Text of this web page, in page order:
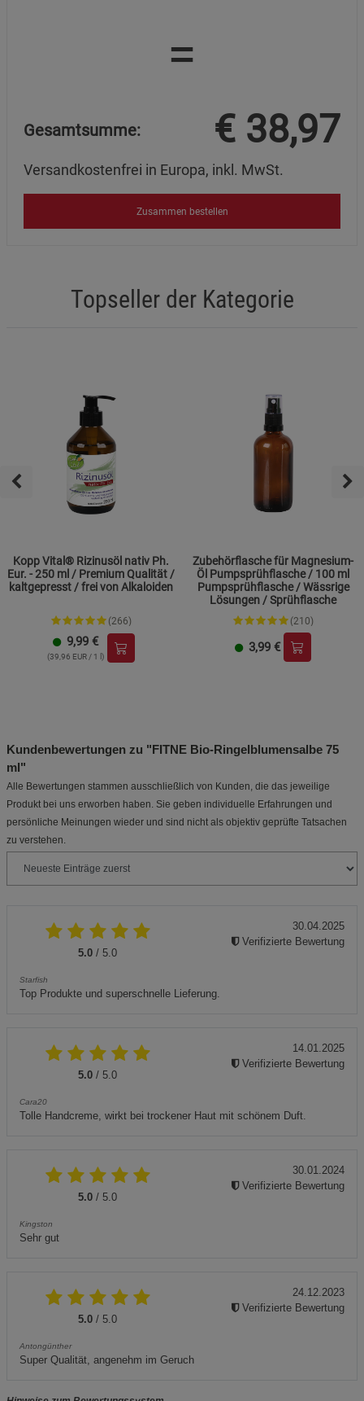
=
Gesamtsumme: € 38,97
Versandkostenfrei in Europa, inkl. MwSt.
Zusammen bestellen
Topseller der Kategorie
Kopp Vital® Rizinusöl nativ Ph.
Eur. - 250 ml / Premium Qualität /
kaltgepresst / frei von Alkaloiden
(266)
9,99 €
(39,96 EUR / 1 l)
Zubehörflasche für Magnesium-
Öl Pumpsprühflasche / 100 ml
Pumpsprühflasche / Wässrige
Lösungen / Sprühflasche
(210)
3,99 €
Kundenbewertungen zu "FITNE Bio-Ringelblumensalbe 75
ml"
Alle Bewertungen stammen ausschließlich von Kunden, die das jeweilige
Produkt bei uns erworben haben. Sie geben individuelle Erfahrungen und
persönliche Meinungen wieder und sind nicht als objektiv geprüfte Tatsachen
zu verstehen.
5.0 / 5.0
Starfish
Top Produkte und superschnelle Lieferung.
30.04.2025
Verifizierte Bewertung
5.0 / 5.0
Cara20
Tolle Handcreme, wirkt bei trockener Haut mit schönem Duft.
14.01.2025
Verifizierte Bewertung
5.0 / 5.0
Kingston
Sehr gut
30.01.2024
Verifizierte Bewertung
5.0 / 5.0
Antongünther
Super Qualität, angenehm im Geruch
24.12.2023
Verifizierte Bewertung